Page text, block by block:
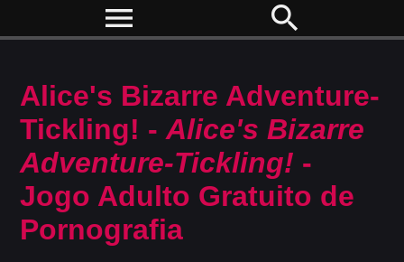
menu search
Alice's Bizarre Adventure-
Tickling! -Alice's Bizarre
Adventure-Tickling! -
Jogo Adulto Gratuito de
Pornografia